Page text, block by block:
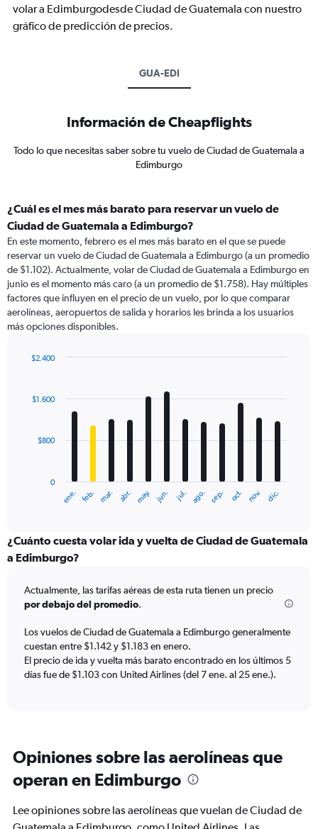
volar a Edimburgodesde Ciudad de Guatemala con nuestro
gráfico de predicción de precios.
GUA-EDI
Información de Cheapflights
Todo lo que necesitas saber sobre tu vuelo de Ciudad de Guatemala a
Edimburgo
¿Cuál es el mes más barato para reservar un vuelo de
Ciudad de Guatemala a Edimburgo?
En este momento, febrero es el mes más barato en el que se puede
reservar un vuelo de Ciudad de Guatemala a Edimburgo (a un promedio
de $1.102). Actualmente, volar de Ciudad de Guatemala a Edimburgo en
junio es el momento más caro (a un promedio de $1.758). Hay múltiples
factores que influyen en el precio de un vuelo, por lo que comparar
aerolíneas, aeropuertos de salida y horarios les brinda a los usuarios
más opciones disponibles.
with
12
The
categories.
Range:
The
chart
1
Y
axis
displaying
ene. feb. mar. abr. may. jun. jul. ago. sep. oct. nov. dic.
0
$800
$1.600
$2.400
¿Cuánto cuesta volar ida y vuelta de Ciudad de Guatemala
a Edimburgo?
Actualmente, las tarifas aéreas de esta ruta tienen un precio
por debajo del promedio.
Los vuelos de Ciudad de Guatemala a Edimburgo generalmente
cuestan entre $1.142 y $1.183 en enero.
El precio de ida y vuelta más barato encontrado en los últimos 5
días fue de $1.103 con United Airlines (del 7 ene. al 25 ene.).
Opiniones sobre las aerolíneas que
operan en Edimburgo
Lee opiniones sobre las aerolíneas que vuelan de Ciudad de